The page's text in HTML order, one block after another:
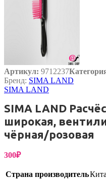
Артикул: 9712237
Бренд: SIMA LAND
SIMA LAND
SIMA LAND
широкая,
чёрная/розовая
300₽
Страна производитель